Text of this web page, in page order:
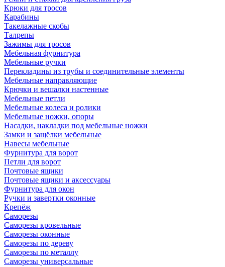
Крюки для тросов
Карабины
Такелажные скобы
Талрепы
Зажимы для тросов
Мебельная фурнитура
Мебельные ручки
Перекладины из трубы и соединительные элементы
Мебельные направляющие
Крючки и вешалки настенные
Мебельные петли
Мебельные колеса и ролики
Мебельные ножки, опоры
Насадки, накладки под мебельные ножки
Замки и защёлки мебельные
Навесы мебельные
Фурнитура для ворот
Петли для ворот
Почтовые ящики
Почтовые ящики и аксессуары
Фурнитура для окон
Ручки и завертки оконные
Крепёж
Саморезы
Саморезы кровельные
Саморезы оконные
Саморезы по дереву
Саморезы по металлу
Саморезы универсальные